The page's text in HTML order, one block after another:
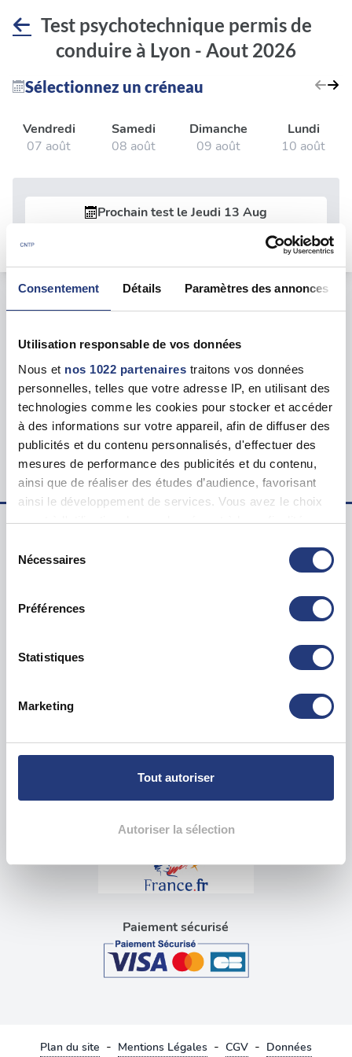
Consentement Détails Paramètres des annonces
Utilisation responsable de vos données
Nous et nos 1022 partenaires traitons vos données
personnelles, telles que votre adresse IP, en utilisant des
technologies comme les cookies pour stocker et accéder
à des informations sur votre appareil, afin de diffuser des
publicités et du contenu personnalisés, d'effectuer des
mesures de performance des publicités et du contenu,
ainsi que de réaliser des études d’audience, favorisant
ainsi le développement de services. Vous avez le choix
quant à l'utilisation de vos données et à leurs finalités.
tout moment en consultant la Déclaration relative aux
cookies ou en cliquant sur l'icône de confidentialité.
Si vous le permettez, nous aimerions également :
géographique qui peuvent être précises à plusieurs
Identifier votre appareil en l'analysant activement
pour en relever les caractéristiques spécifiques
Pour en savoir plus sur le traitement de vos données
personnelles et définir vos préférences, reportez-vous à
déclaration sur les cookies.
Les cookies nous permettent de personnaliser le contenu
et les annonces, d'offrir des fonctionnalités relatives aux
partageons également des informations sur l'utilisation de
notre site avec nos partenaires de médias sociaux, de
publicité et d'analyse, qui peuvent combiner celles-ci
avec d'autres informations que vous leur avez fournies
Nécessaires
Préférences
Statistiques
Marketing
Tout autoriser
Autoriser la sélection
Test psychotechnique permis de
conduire à Lyon - Aout 2026
Le test psychotechnique
Tarif
127.00 €
Lieu du test psychotechnique
23 Rue Crepet, 69007 Lyon
Sélectionnez un créneau
Vendredi
07 août
Samedi
08 août
Dimanche
09 août
Lundi
10 août
Prochain test le Jeudi 13 Aug
Liens utiles
Examen psychotechnique ? Pour qui ?
Blog tests psychotechniques
Paiement sécurisé
Plan du site - Mentions Légales - CGV - Données